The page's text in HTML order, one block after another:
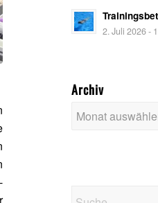
2. Juli 2026 -
Archiv